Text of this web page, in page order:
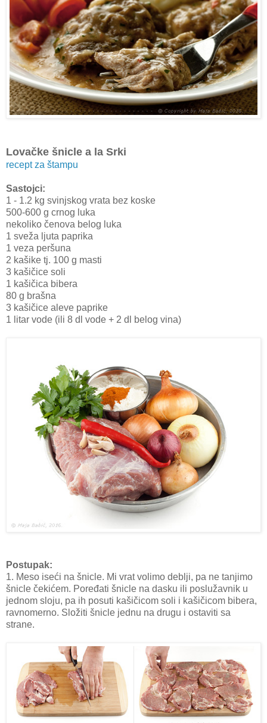
Lovačke šnicle a la Srki
recept za štampu
Sastojci:
1 - 1.2 kg svinjskog vrata bez koske
500-600 g crnog luka
nekoliko čenova belog luka
1 sveža ljuta paprika
1 veza peršuna
2 kašike tj. 100 g masti
3 kašičice soli
1 kašičica bibera
80 g brašna
3 kašičice aleve paprike
1 litar vode (ili 8 dl vode + 2 dl belog vina)
Postupak:
1. Meso iseći na šnicle. Mi vrat volimo deblji, pa ne tanjimo
šnicle čekićem. Poređati šnicle na dasku ili poslužavnik u
jednom sloju, pa ih posuti kašičicom soli i kašičicom bibera,
ravnomerno. Složiti šnicle jednu na drugu i ostaviti sa
strane.